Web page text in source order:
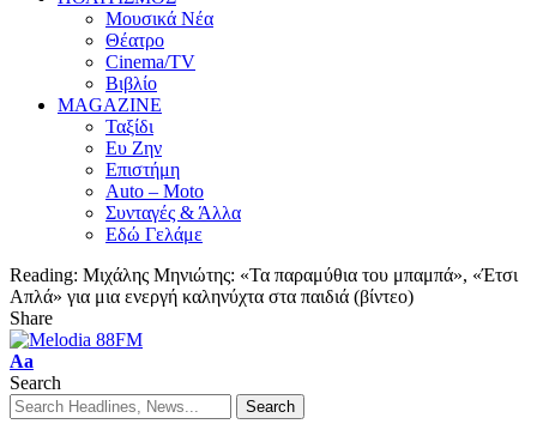
Μουσικά Νέα
Θέατρο
Cinema/TV
Βιβλίο
MAGAZINE
Ταξίδι
Ευ Ζην
Επιστήμη
Auto – Moto
Συνταγές & Άλλα
Εδώ Γελάμε
Reading: Μιχάλης Μηνιώτης: «Τα παραμύθια του μπαμπά», «Έτσι
Απλά» για μια ενεργή καληνύχτα στα παιδιά (βίντεο)
Share
Aa
Search